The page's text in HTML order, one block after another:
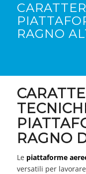
RAGNO
RAGNO
Le piattaforme
versatili per